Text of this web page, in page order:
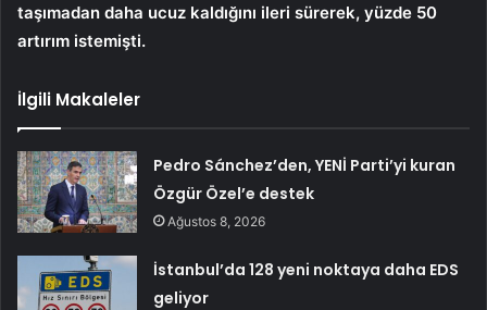
taşımadan daha ucuz kaldığını ileri sürerek, yüzde 50
artırım istemişti.
İlgili Makaleler
Pedro Sánchez’den, YENİ Parti’yi kuran
Özgür Özel’e destek
Ağustos 8, 2026
İstanbul’da 128 yeni noktaya daha EDS
geliyor